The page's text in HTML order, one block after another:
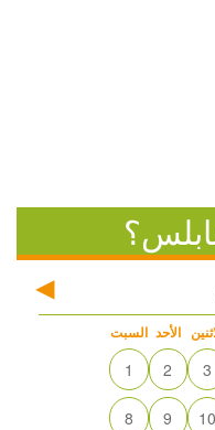
السبت الأحد
1 2 3
8 9 10